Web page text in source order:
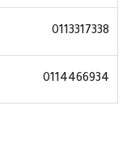
0113317338
0114466934